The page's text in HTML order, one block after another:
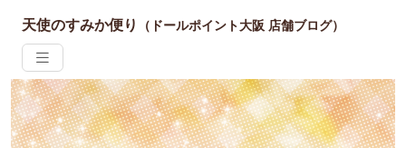
天使のすみか便り （ドールポイント大阪 店舗ブログ）